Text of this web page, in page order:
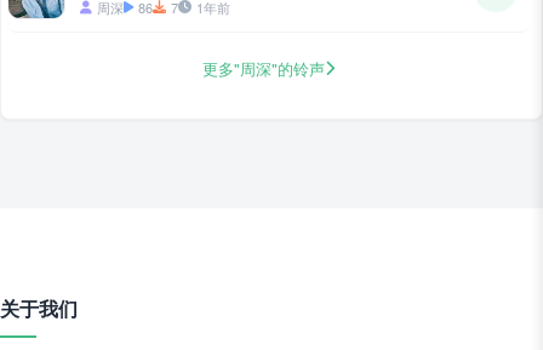
周深 86 7 1年前
更多"周深"的铃声
关于我们